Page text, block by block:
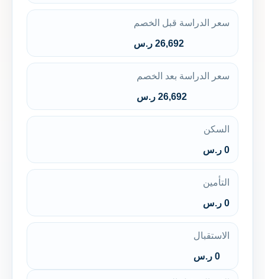
سعر الدراسة قبل الخصم
26,692 ر.س
سعر الدراسة بعد الخصم
26,692 ر.س
السكن
0 ر.س
التأمين
0 ر.س
الاستقبال
0 ر.س